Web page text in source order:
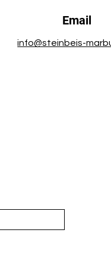
Email
info@steinbeis-